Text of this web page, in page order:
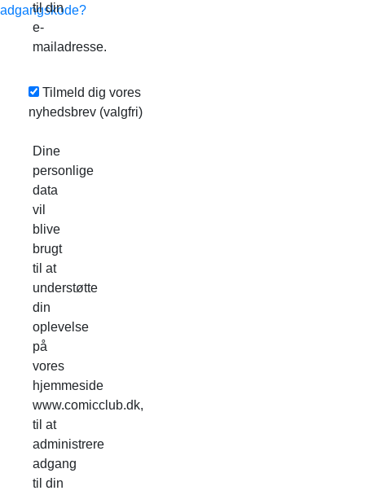
adgangskode?
til din
e-
mailadresse.
Tilmeld dig vores
nyhedsbrev (valgfri)
Dine
personlige
data
vil
blive
brugt
til at
understøtte
din
oplevelse
på
vores
hjemmeside
www.comicclub.dk,
til at
administrere
adgang
til din